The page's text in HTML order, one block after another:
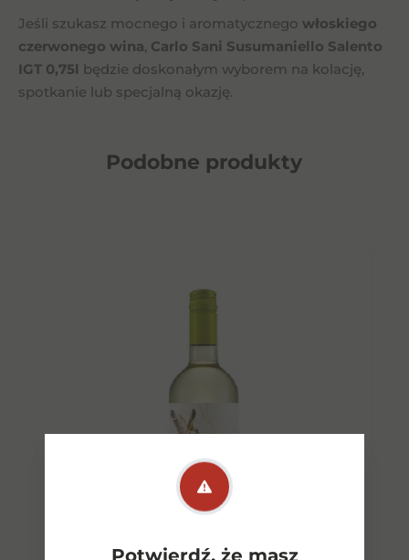
Potwierdź, że masz
Jeśli szukasz mocnego i aromatycznego włoskiego
czerwonego wina, Carlo Sani Susumaniello Salento
IGT 0,75l będzie doskonałym wyborem na kolację,
spotkanie lub specjalną okazję.
Podobne produkty